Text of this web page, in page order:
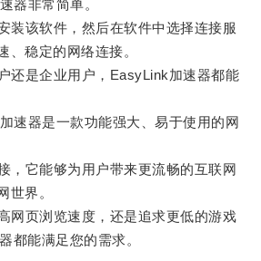
非常简单。
该软件，然后在软件中选择连接服
、稳定的网络连接。
是企业用户，EasyLink加速器都能
器是一款功能强大、易于使用的网
它能够为用户带来更流畅的互联网
世界。
页浏览速度，还是追求更低的游戏
都能满足您的需求。